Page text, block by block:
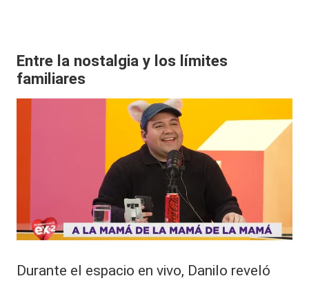
Entre la nostalgia y los límites
familiares
Durante el espacio en vivo, Danilo reveló